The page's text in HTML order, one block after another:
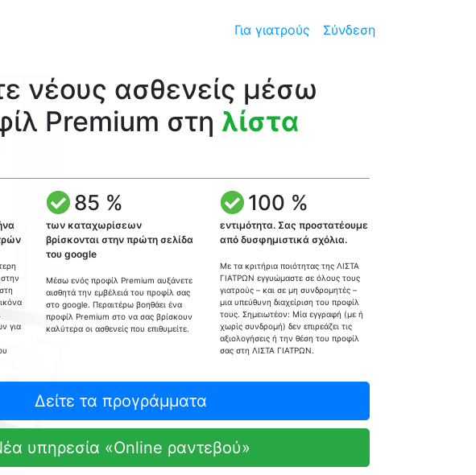
Για γιατρούς Σύνδεση
νέους ασθενείς μέσω
Premium στη λίστα
για
85 %
των καταχωρίσεων
βρίσκονται στην πρώτη σελίδα
του google
Μέσω ενός προφίλ Premium αυξάνετε
αισθητά την εμβέλειά του προφίλ σας
στο google. Περαιτέρω βοηθάει ένα
προφίλ Premium στο να σας βρίσκουν
καλύτερα οι ασθενείς που επιθυμείτε.
100 %
εντιμότητα. Σας προστατέουμε
από δυσφημιστικά σχόλια.
Με τα κριτήρια ποιότητας της ΛΙΣΤΑ
ΓΙΑΤΡΩΝ εγγυώμαστε σε όλους τους
γιατρούς – και σε μη συνδρομητές –
μια υπεύθυνη διαχείριση του προφίλ
τους. Σημειωτέον: Μία εγγραφή (με ή
χωρίς συνδρομή) δεν επιρεάζει τις
αξιολογήσεις ή την θέση του προφίλ
σας στη ΛΙΣΤΑ ΓΙΑΤΡΩΝ.
Δείτε τα προγράμματα
υπηρεσία «Online ραντεβού»